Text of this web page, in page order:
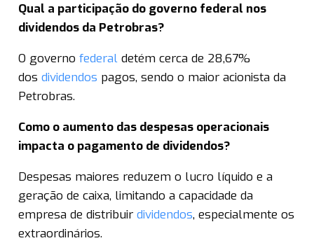
Qual a participação do governo federal nos
dividendos da Petrobras?
O governo federal detém cerca de 28,67%
dos dividendos pagos, sendo o maior acionista da
Petrobras.
Como o aumento das despesas operacionais
impacta o pagamento de dividendos?
Despesas maiores reduzem o lucro líquido e a
geração de caixa, limitando a capacidade da
empresa de distribuir dividendos, especialmente os
extraordinários.